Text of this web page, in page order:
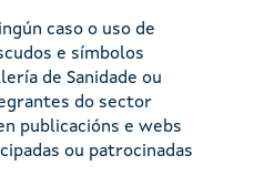
caso o uso de
e símbolos
de Sanidade ou
do sector
publicacións e webs
ou patrocinadas